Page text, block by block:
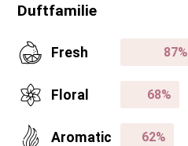
Duftfamilie
Fresh
Floral
Aromatic